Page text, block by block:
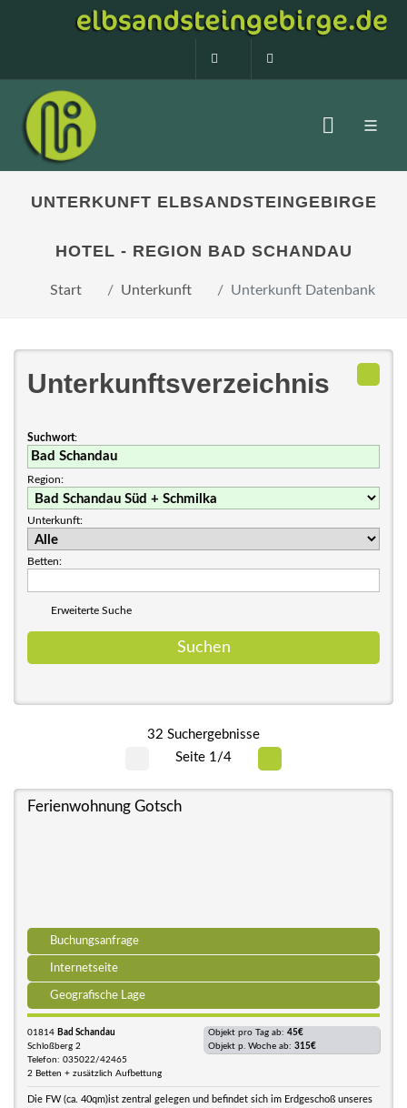
0160 99873408
UNTERKUNFT ELBSANDSTEINGEBIRGE
HOTEL - REGION BAD SCHANDAU
Start Unterkunft Unterkunft Datenbank
Unterkunftsverzeichnis
Suchwort:
Region:
Unterkunft:
Betten:
Erweiterte Suche
32 Suchergebnisse
Seite 1/4
Ferienwohnung Gotsch
Buchungsanfrage
Internetseite
Geografische Lage
01814 Bad Schandau
Schloßberg 2
Telefon: 035022/42465
2 Betten + zusätzlich Aufbettung
Objekt pro Tag ab: 45€
Objekt p. Woche ab: 315€
Die FW (ca. 40qm)ist zentral gelegen und befindet sich im Erdgeschoß unseres